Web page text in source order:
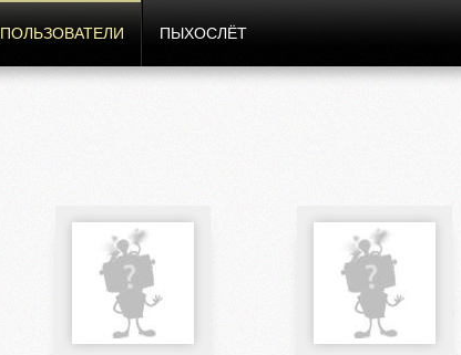
ПОЛЬЗОВАТЕЛИ ПЫХОСЛЁТ